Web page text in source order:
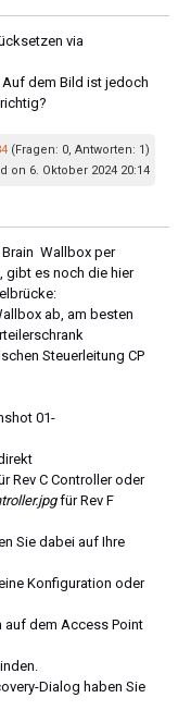
via
Auf dem Bild ist jedoch
(Fragen: 0, Antworten: 1)
on 6. Oktober 2024 20:14
Wallbox per
gibt es noch die hier
ab, am besten
Steuerleitung CP
01-
Rev C Controller oder
für Rev F
Sie dabei auf Ihre
Konfiguration oder
auf dem Access Point
Dialog haben Sie